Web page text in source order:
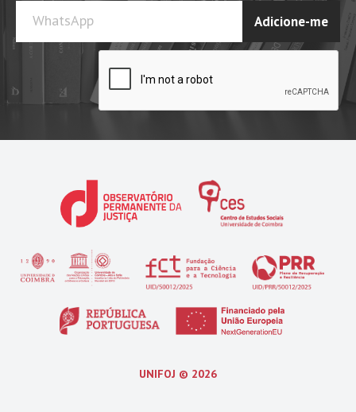
WhatsApp Adicione-me
UNIFOJ © 2026